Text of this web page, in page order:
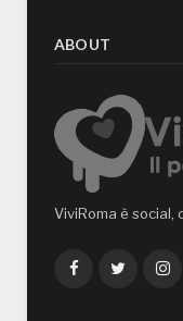
ABOUT
ViviRoma è social,
FacebookTwitter